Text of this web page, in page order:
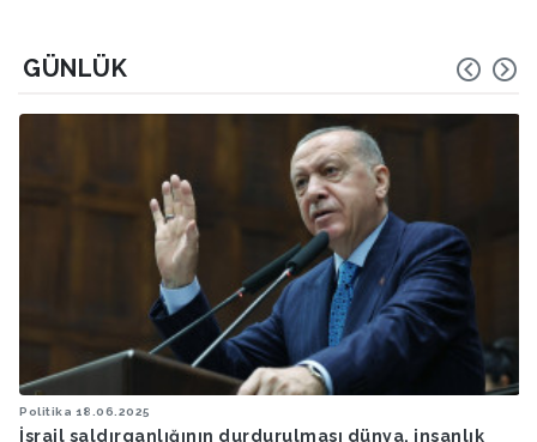
GÜNLÜK
Politika
Cumhurbaşkanı Erdoğan, Ukrayna Devlet